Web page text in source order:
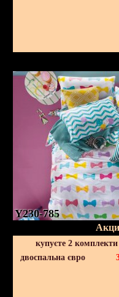
Y230-785
купуєте 2
двоспальна євро